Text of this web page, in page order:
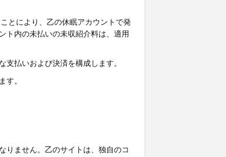
とにより、乙の休眠アカウントで発
ト内の未払いの未収紹介料は、適用
払いおよび決済を構成します。
す。
りません。乙のサイトは、独自のコ